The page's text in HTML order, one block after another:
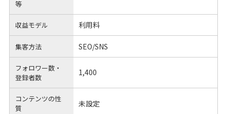
等
収益モデル 利用料
集客方法 SEO/SNS
フォロワー数・
登録者数
1,400
コンテンツの性
質
未設定